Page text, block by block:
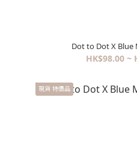
Dot to Dot X Blue
HK$98.00 ~
現貨 特價品